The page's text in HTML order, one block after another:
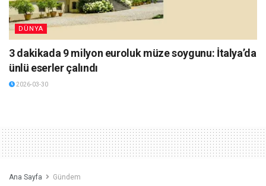
DÜNYA
3 dakikada 9 milyon euroluk müze soygunu: İtalya’da
ünlü eserler çalındı
2026-03-30
Ana Sayfa Gündem